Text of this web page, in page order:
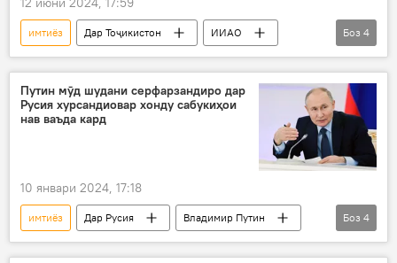
имтиёз Дар Тоҷикистон
ИИАО
ИДМ
созишнома
имзо
Владимир Путин
Боз 4
Путин мӯд шудани серфарзандиро дар
Русия хурсандиовар хонду сабукиҳои
нав ваъда кард
10 январи 2024, 17:18
имтиёз Дар Русия
Владимир Путин
сабукӣ
модар
фарзанд
Боз 4